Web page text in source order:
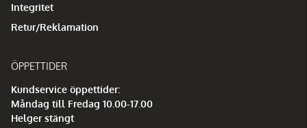
Integritet
Retur/Reklamation
ÖPPETTIDER
Kundservice öppettider:
Måndag till Fredag 10.00-17.00
Helger stängt